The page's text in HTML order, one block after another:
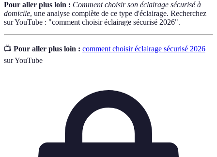
Pour aller plus loin : Comment choisir son éclairage sécurisé à
domicile, une analyse complète de ce type d'éclairage. Recherchez
sur YouTube : "comment choisir éclairage sécurisé 2026".
📺 Pour aller plus loin : comment choisir éclairage sécurisé 2026
sur YouTube